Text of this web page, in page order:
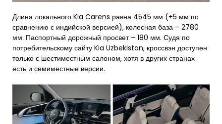
Длина локального Kia Carens равна 4545 мм (+5 мм по
сравнению с индийской версией), колесная база – 2780
мм. Паспортный дорожный просвет – 180 мм. Судя по
потребительскому сайту Kia Uzbekistan, кроссвэн доступен
только с шестиместным салоном, хотя в других странах
есть и семиместные версии.